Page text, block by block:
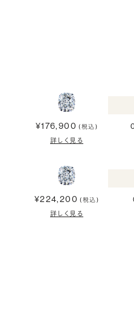
¥176,900 (税込)
詳しく見る
¥224,200 (税込)
詳しく見る